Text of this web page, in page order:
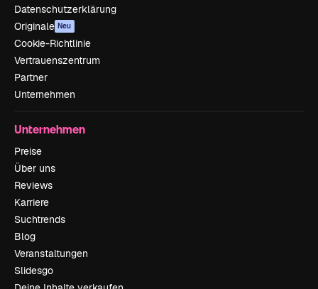
Datenschutzerklärung
Originale Neu
Cookie-Richtlinie
Vertrauenszentrum
Partner
Unternehmen
Unternehmen
Preise
Über uns
Reviews
Karriere
Suchtrends
Blog
Veranstaltungen
Slidesgo